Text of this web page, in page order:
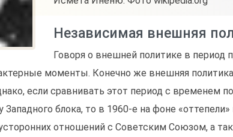
Независимая внешняя
Говоря о внешней политике в период
моменты. Конечно же внешняя
если сравнивать этот период с временем
блока, то в 1960-е на фоне
отношений с Советским Союзом, а